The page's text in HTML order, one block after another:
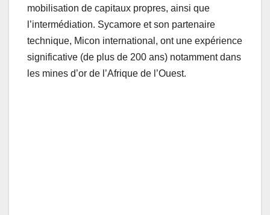
mobilisation de capitaux propres, ainsi que
l’intermédiation. Sycamore et son partenaire
technique, Micon international, ont une expérience
significative (de plus de 200 ans) notamment dans
les mines d’or de l’Afrique de l’Ouest.